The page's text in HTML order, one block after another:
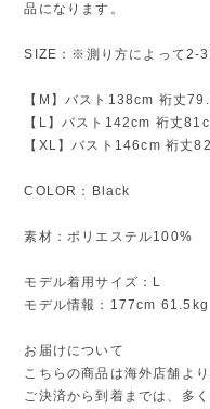
品になります。
SIZE：※測り方によって2-
【M】バスト138cm 裄丈
【L】バスト142cm 裄丈
【XL】バスト146cm 裄丈
COLOR：Black
素材：ポリエステル100%
モデル着用サイズ：L
モデル情報：177cm 61.5kg
お届けについて
こちらの商品は海外店舗よ
ご決済から到着までは、多